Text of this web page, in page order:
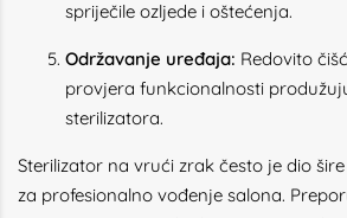
spriječile ozljede i oštećenja.
Održavanje uređaja: Redovito
provjera funkcionalnosti
sterilizatora.
Sterilizator na vrući zrak često je dio
za profesionalno vođenje salona.